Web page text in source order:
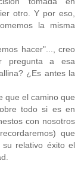
otro. Y por eso,
la misma
hacer"..., creo
pregunta a esa
¿Es antes la
que el camino que
todo si es en
con nosotros
que
relativo éxito el